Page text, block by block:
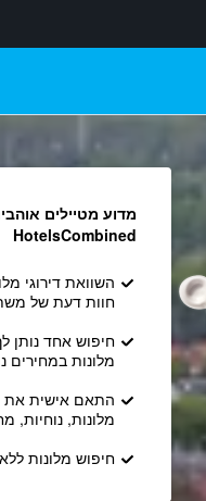
מדוע מטיילים
HotelsCombined
השוואת דירוגי
חוות דעת של
חיפוש אחד נותן
מלונות במחירים
התאם אישית את
מלונות, נוחיות,
חיפוש מלונות